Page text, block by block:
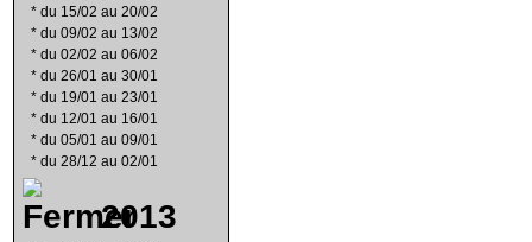
* du 15/02 au 20/02
* du 09/02 au 13/02
* du 02/02 au 06/02
* du 26/01 au 30/01
* du 19/01 au 23/01
* du 12/01 au 16/01
* du 05/01 au 09/01
* du 28/12 au 02/01
2013